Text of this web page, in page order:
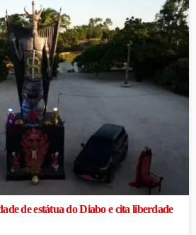
de estátua do Diabo e cita liberdade